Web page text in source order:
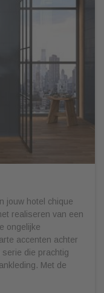
jouw hotel chique
realiseren van een
ongelijke
accenten achter
die prachtig
Met de